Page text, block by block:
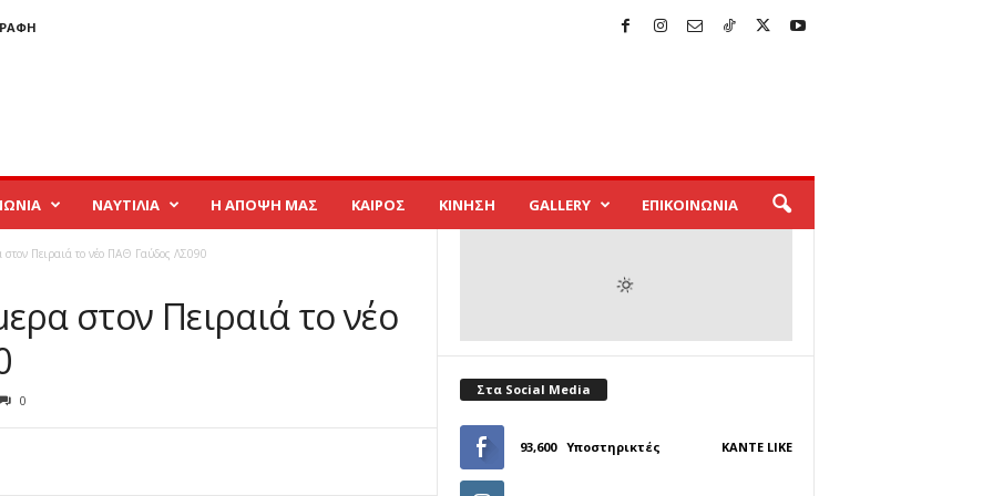
ΝΑΥΤΙΛΙΑ Η ΑΠΟΨΗ ΜΑΣ ΚΑΙΡΟΣ ΚΙΝΗΣΗ GALLERY ΕΠΙΚΟΙΝΩΝΙΑ
στον Πειραιά το νέο ΠΑΘ Γαύδος ΛΣ090
στον Πειραιά το νέο
0
Στα Social Media
93,600 Υποστηρικτές ΚΆΝΤΕ LIKE